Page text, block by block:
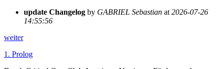
update Changelog by GABRIEL Sebastian at 2026-07-26
14:55:56
weiter
1. Prolog